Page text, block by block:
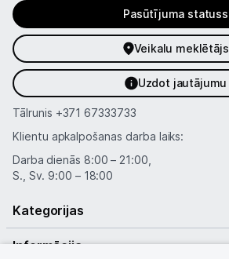
Pasūtījuma statuss
Veikalu meklētājs
Uzdot jautājumu
Tālrunis +371 67333733
Klientu apkalpošanas darba laiks:
Darba dienās 8:00 – 21:00,
S., Sv. 9:00 – 18:00
Kategorijas
Informācija